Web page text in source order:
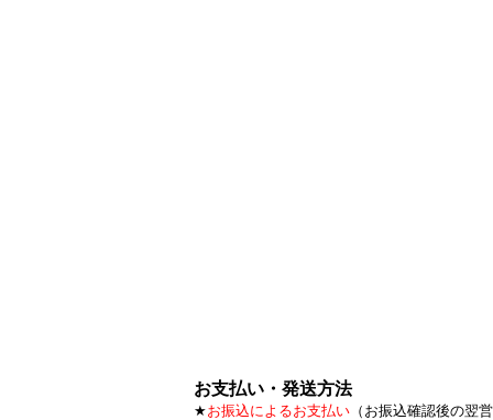
お支払い・発送方法
★お振込によるお支払い（お振込確認後の翌